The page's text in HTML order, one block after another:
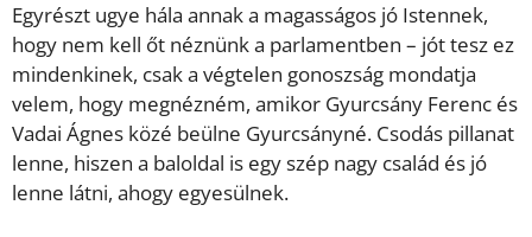
Egyrészt ugye hála annak a magasságos jó Istennek,
hogy nem kell őt néznünk a parlamentben – jót tesz ez
mindenkinek, csak a végtelen gonoszság mondatja
velem, hogy megnézném, amikor Gyurcsány Ferenc és
Vadai Ágnes közé beülne Gyurcsányné. Csodás pillanat
lenne, hiszen a baloldal is egy szép nagy család és jó
lenne látni, ahogy egyesülnek.